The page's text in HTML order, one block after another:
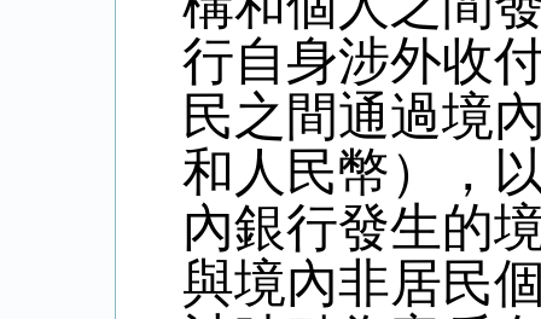
行自身涉外收
民之間通過境
和人民幣），
內銀行發生的
與境內非居民